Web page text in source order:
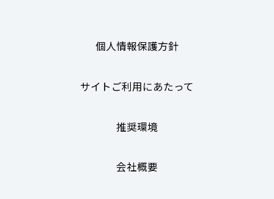
個人情報保護方針
サイトご利用にあたって
推奨環境
会社概要